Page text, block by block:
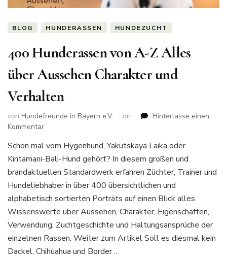
BLOG HUNDERASSEN HUNDEZUCHT
400 Hunderassen von A-Z Alles
über Aussehen Charakter und
Verhalten
von Hundefreunde in Bayern e.V. on
Hinterlasse einen
Kommentarzu
Hunderassen
von
A-
Alles
über
Aussehen
Charakter
und
Verhalten
Schon mal vom Hygenhund, Yakutskaya Laika oder
Kintamani-Bali-Hund gehört? In diesem großen und
brandaktuellen Standardwerk erfahren Züchter, Trainer und
Hundeliebhaber in über 400 übersichtlichen und
alphabetisch sortierten Porträts auf einen Blick alles
Wissenswerte über Aussehen, Charakter, Eigenschaften,
Verwendung, Zuchtgeschichte und Haltungsansprüche der
einzelnen Rassen. Weiter zum Artikel Soll es diesmal kein
Dackel, Chihuahua und Border …